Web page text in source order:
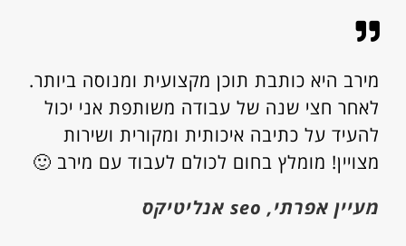
מירב היא כותבת תוכן מקצועית ומנוסה ביותר.
לאחר חצי שנה של עבודה משותפת אני יכול
להעיד על כתיבה איכותית ומקורית ושירות
מצויין! מומלץ בחום לכולם לעבוד עם מירב 🙂
מעיין אפרתי, seo אנליטיקס